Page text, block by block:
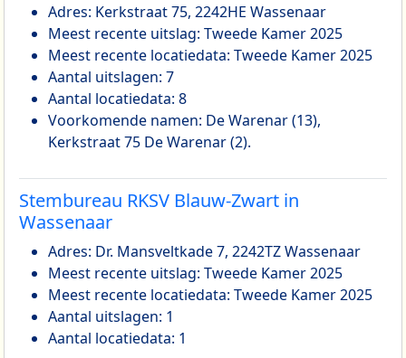
Adres: Kerkstraat 75, 2242HE Wassenaar
Meest recente uitslag: Tweede Kamer 2025
Meest recente locatiedata: Tweede Kamer 2025
Aantal uitslagen: 7
Aantal locatiedata: 8
Voorkomende namen: De Warenar (13),
Kerkstraat 75 De Warenar (2).
Stembureau RKSV Blauw-Zwart in
Wassenaar
Adres: Dr. Mansveltkade 7, 2242TZ Wassenaar
Meest recente uitslag: Tweede Kamer 2025
Meest recente locatiedata: Tweede Kamer 2025
Aantal uitslagen: 1
Aantal locatiedata: 1